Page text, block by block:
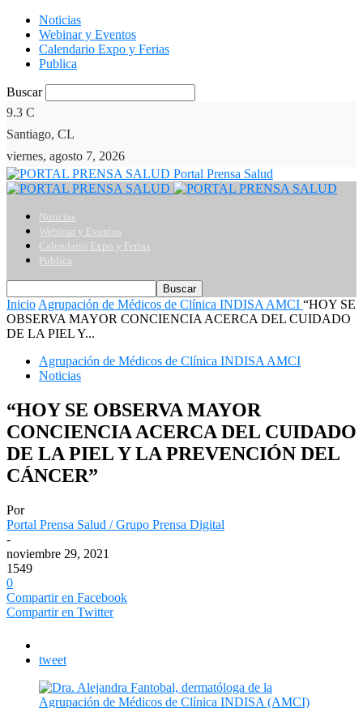
Noticias
Webinar y Eventos
Calendario Expo y Ferias
Publica
Buscar
9.3 C
Santiago, CL
viernes, agosto 7, 2026
Portal Prensa Salud
Noticias
Webinar y Eventos
Calendario Expo y Ferias
Publica
Inicio Agrupación de Médicos de Clínica INDISA AMCI “HOY SE
OBSERVA MAYOR CONCIENCIA ACERCA DEL CUIDADO
DE LA PIEL Y...
Agrupación de Médicos de Clínica INDISA AMCI
Noticias
“HOY SE OBSERVA MAYOR
CONCIENCIA ACERCA DEL CUIDADO
DE LA PIEL Y LA PREVENCIÓN DEL
CÁNCER”
Por
Portal Prensa Salud / Grupo Prensa Digital
-
noviembre 29, 2021
1549
0
Compartir en Facebook
Compartir en Twitter
tweet